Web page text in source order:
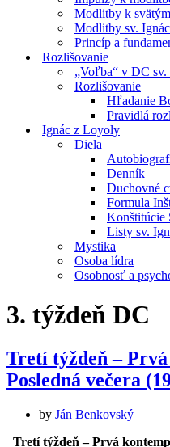
Modlitby k
Modlitby sv.
Princíp a
Rozlišovanie
„Voľba“ v DC sv.
Rozlišovanie
Hľadanie
Pravidlá
Ignác z Loyoly
Diela
Denník
Duchovné
Formula
Konštitúcie
Listy sv.
Mystika
Osoba lídra
Osobnosť a
3. týždeň DC
Tretí týždeň –
Posledná večera
by Ján Benkovský
Tretí týždeň – Prvá